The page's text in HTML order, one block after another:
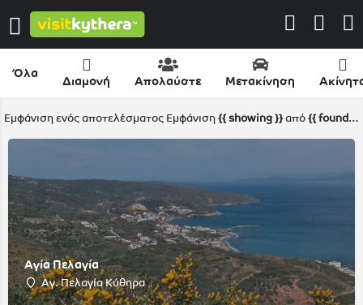
Όλα
Διαμονή Απολαύστε Μετακίνηση
Εμφάνιση ενός αποτελέσματος Εμφάνιση {{ showing }}από {{ foundPosts }}
Αγία Πελαγία
Αγ. Πελαγία Κύθηρα